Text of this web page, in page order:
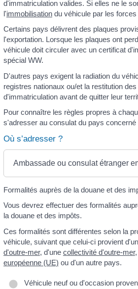
d'immatriculation valides. Si elles ne le
l'immobilisationdu véhicule par les forces
Certains pays délivrent des plaques
l'exportation. Lorsque les plaques ont
véhicule doit circuler avec un certificat
spécial WW.
D'autres pays exigent la radiation du
registres nationaux ou/et la restitution des
d'immatriculation avant de quitter leur
Pour connaître les règles propres à
s'adresser au consulat du pays concerné
Où s’adresser ?
Ambassade ou consulat étranger
Formalités auprès de la douane et des
Vous devrez effectuer des formalités
la douane et des impôts.
Ces formalités sont différentes selon la
véhicule, suivant que celui-ci provient d'un
d'outre-mer, d'une collectivité d'outre-mer
européenne (UE) ou d'un autre pays.
Véhicule neuf ou d'occasion